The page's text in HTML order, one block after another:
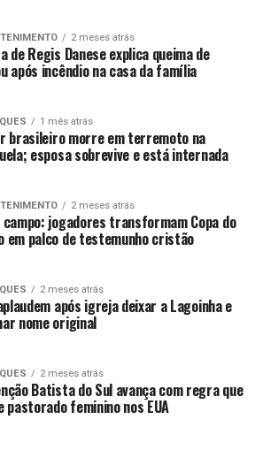
2 meses atrás
de Regis Danese explica queima de
após incêndio na casa da família
1 mês atrás
brasileiro morre em terremoto na
esposa sobrevive e está internada
2 meses atrás
campo: jogadores transformam Copa do
em palco de testemunho cristão
2 meses atrás
após igreja deixar a Lagoinha e
nome original
2 meses atrás
Batista do Sul avança com regra que
pastorado feminino nos EUA